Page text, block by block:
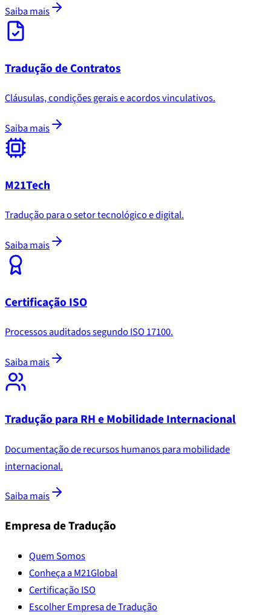
Saiba mais
Tradução de Contratos
Cláusulas, condições gerais e acordos vinculativos.
Saiba mais
M21Tech
Tradução para o setor tecnológico e digital.
Saiba mais
Certificação ISO
Processos auditados segundo ISO 17100.
Saiba mais
Tradução para RH e Mobilidade Internacional
Documentação de recursos humanos para mobilidade
internacional.
Saiba mais
Empresa de Tradução
Quem Somos
Conheça a M21Global
Certificação ISO
Escolher Empresa de Tradução